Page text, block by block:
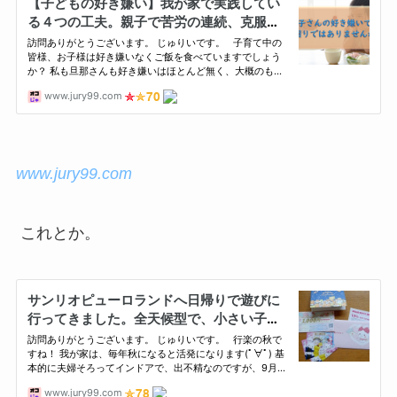
www.jury99.com
これとか。